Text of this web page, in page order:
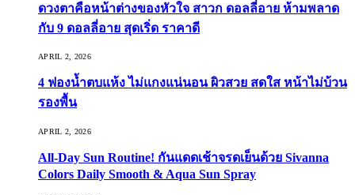
ดวงตาคือหน้าต่างของหัวใจ สาวก ดอลลี่อาย ห้ามพลาด
กับ 9 ดอลลี่อาย สุดเริ่ด ราคาดี
APRIL 2, 2026
4 ฟองน้ำตบแห้ง ไม่แกงแน่นอน ผิวสวย สดใส หน้าไม่บ้วน
รองพื้น
APRIL 2, 2026
All-Day Sun Routine! กันแดดเช้าจรดเย็นด้วย Sivanna
Colors Daily Smooth & Aqua Sun Spray